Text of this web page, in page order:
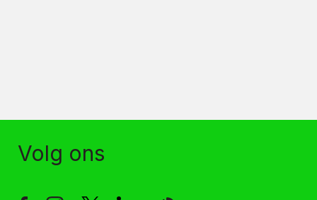
Volg ons